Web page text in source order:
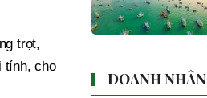
trọt,
tính, cho
DOANH NHÂN